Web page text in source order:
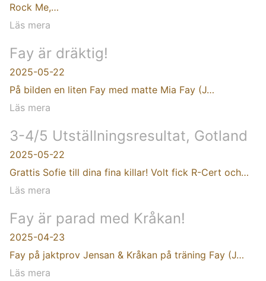
Rock Me,…
Läs mera
Fay är dräktig!
2025-05-22
På bilden en liten Fay med matte Mia Fay (J…
Läs mera
3-4/5 Utställningsresultat, Gotland
2025-05-22
Grattis Sofie till dina fina killar! Volt fick R-Cert och…
Läs mera
Fay är parad med Kråkan!
2025-04-23
Fay på jaktprov Jensan & Kråkan på träning Fay (J…
Läs mera